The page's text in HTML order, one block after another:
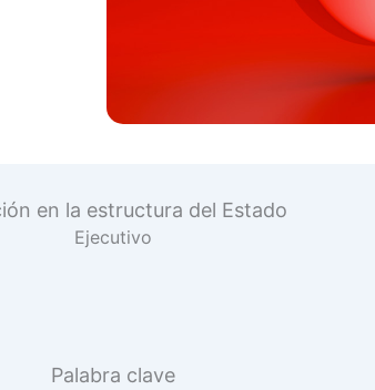
en la estructura del Estado
Ejecutivo
Palabra clave